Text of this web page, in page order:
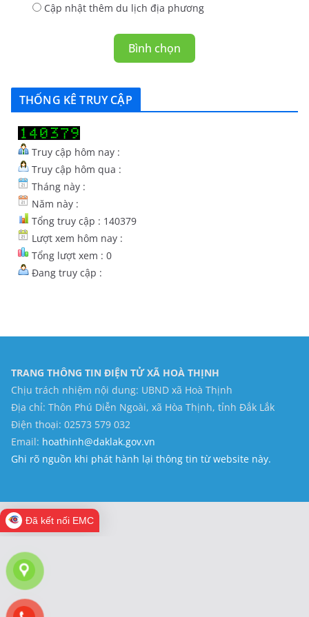
Cập nhật thêm du lịch địa phương
Bình chọn
THỐNG KÊ TRUY CẬP
Truy cập hôm nay :
Truy cập hôm qua :
Tháng này :
Năm này :
Tổng truy cập : 140379
Lượt xem hôm nay :
Tổng lượt xem : 0
Đang truy cập :
TRANG THÔNG TIN ĐIỆN TỬ XÃ HOÀ THỊNH
Chịu trách nhiệm nội dung: UBND xã Hoà Thịnh
Địa chỉ: Thôn Phú Diễn Ngoài, xã Hòa Thịnh, tỉnh Đắk Lắk
Điện thoại: 02573 579 032
Email: hoathinh@daklak.gov.vn
Ghi rõ nguồn khi phát hành lại thông tin từ website này.
Đã kết nối EMC